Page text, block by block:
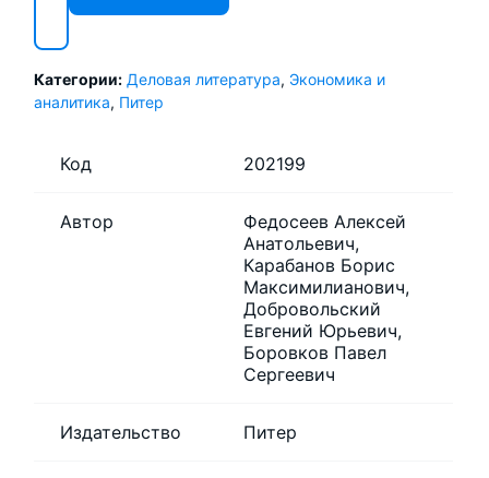
Категории: Деловая литература, Экономика и
аналитика, Питер
Код 202199
Автор
Федосеев Алексей
Анатольевич,
Карабанов Борис
Максимилианович,
Добровольский
Евгений Юрьевич,
Боровков Павел
Сергеевич
Издательство Питер